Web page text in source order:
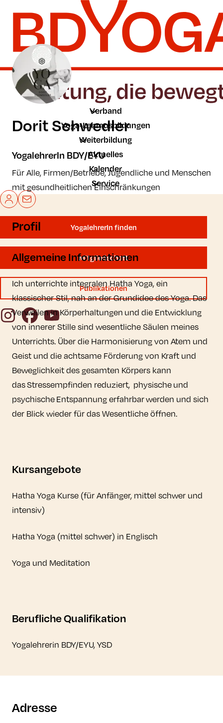
Zum Hauptinhalt der Seite springen
Zur Startseite navigieren
Verband
Yoga-Lehrausbildungen
Weiterbildung
Aktuelles
Kalender
Service
Mein BDYoga
Kontakt
YogalehrerIn finden
Mitgliedschaft
Publikationen
InstagramFacebookYouTube
Dorit Schwedler
YogalehrerIn BDY/EYU
Für Alle, Firmen/Betriebe, Jugendliche und Menschen
mit gesundheitlichen Einschränkungen
Profil
Allgemeine Informationen
Ich unterrichte integralen Hatha Yoga, ein
klassischer Stil, nah an der Grundidee des Yoga. Das
Verweilen in Körperhaltungen und die Entwicklung
von innerer Stille sind wesentliche Säulen meines
Unterrichts. Über die Harmonisierung von Atem und
Geist und die achtsame Förderung von Kraft und
Beweglichkeit des gesamten Körpers kann
das Stressempfinden reduziert, physische und
psychische Entspannung erfahrbar werden und sich
der Blick wieder für das Wesentliche öffnen.
Kursangebote
Hatha Yoga Kurse (für Anfänger, mittel schwer und
intensiv)
Hatha Yoga (mittel schwer) in Englisch
Yoga und Meditation
Berufliche Qualifikation
Yogalehrerin BDY/EYU, YSD
Adresse